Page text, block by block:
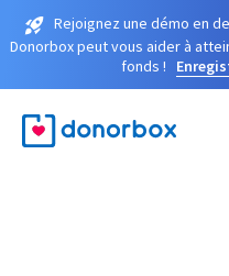
Rejoignez une démo en
Donorbox peut vous aider à
fonds !